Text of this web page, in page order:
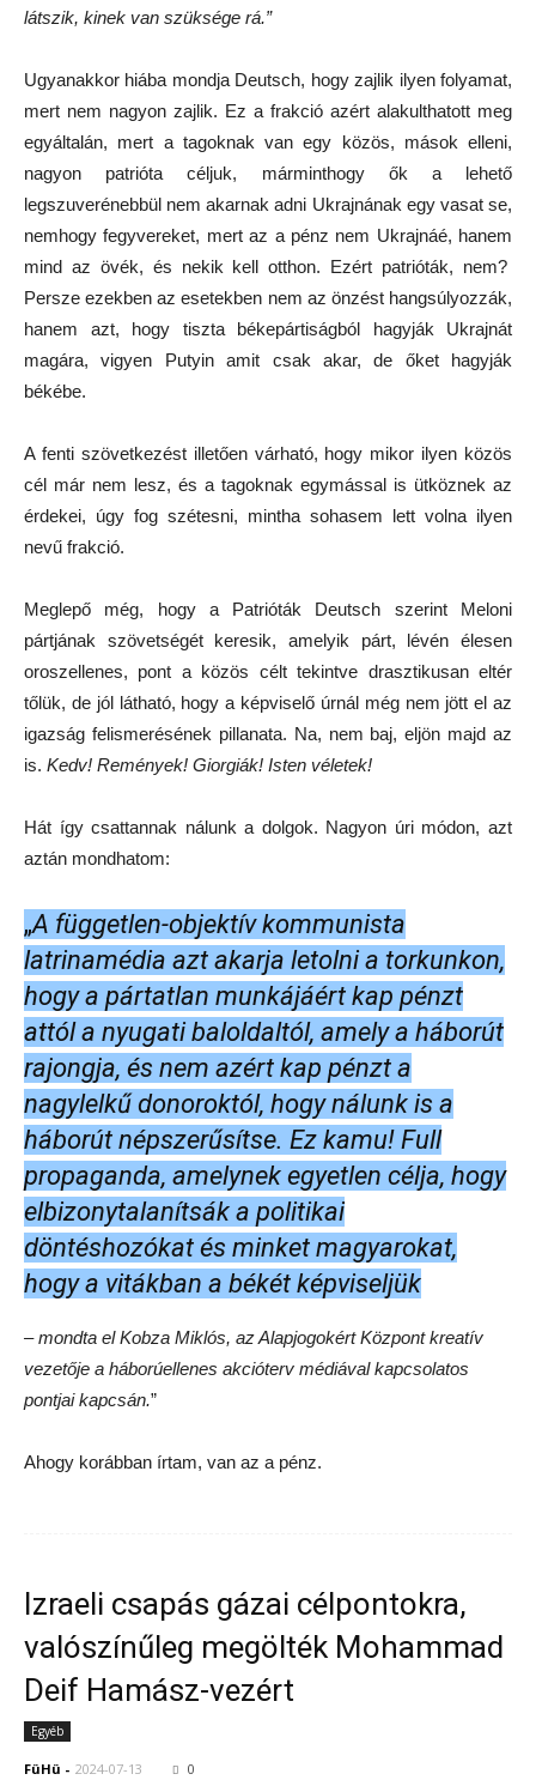
látszik, kinek van szüksége rá.”
Ugyanakkor hiába mondja Deutsch, hogy zajlik ilyen folyamat,
mert nem nagyon zajlik. Ez a frakció azért alakulthatott meg
egyáltalán, mert a tagoknak van egy közös, mások elleni,
nagyon patrióta céljuk, márminthogy ők a lehető
legszuverénebbül nem akarnak adni Ukrajnának egy vasat se,
nemhogy fegyvereket, mert az a pénz nem Ukrajnáé, hanem
mind az övék, és nekik kell otthon. Ezért patrióták, nem?
Persze ezekben az esetekben nem az önzést hangsúlyozzák,
hanem azt, hogy tiszta békepártiságból hagyják Ukrajnát
magára, vigyen Putyin amit csak akar, de őket hagyják
békébe.
A fenti szövetkezést illetően várható, hogy mikor ilyen közös
cél már nem lesz, és a tagoknak egymással is ütköznek az
érdekei, úgy fog szétesni, mintha sohasem lett volna ilyen
nevű frakció.
Meglepő még, hogy a Patrióták Deutsch szerint Meloni
pártjának szövetségét keresik, amelyik párt, lévén élesen
oroszellenes, pont a közös célt tekintve drasztikusan eltér
tőlük, de jól látható, hogy a képviselő úrnál még nem jött el az
igazság felismerésének pillanata. Na, nem baj, eljön majd az
is. Kedv! Remények! Giorgiák! Isten véletek!
Hát így csattannak nálunk a dolgok. Nagyon úri módon, azt
aztán mondhatom:
„A független-objektív kommunista
latrinamédia azt akarja letolni a torkunkon,
hogy a pártatlan munkájáért kap pénzt
attól a nyugati baloldaltól, amely a háborút
rajongja, és nem azért kap pénzt a
nagylelkű donoroktól, hogy nálunk is a
háborút népszerűsítse. Ez kamu! Full
propaganda, amelynek egyetlen célja, hogy
elbizonytalanítsák a politikai
döntéshozókat és minket magyarokat,
hogy a vitákban a békét képviseljük
– mondta el Kobza Miklós, az Alapjogokért Központ kreatív
vezetője a háborúellenes akcióterv médiával kapcsolatos
pontjai kapcsán.”
Ahogy korábban írtam, van az a pénz.
Izraeli csapás gázai célpontokra,
valószínűleg megölték Mohammad
Deif Hamász-vezért
Egyéb
FüHü - 2024-07-13 0